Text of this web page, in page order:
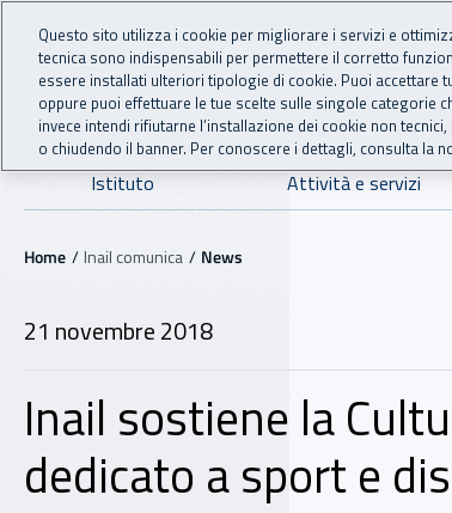
Vai al menu principale
Vai al contenuto principale
INAIL - Istituto
Navigazione principale
Istituto Attività e servizi
Navigazione - Ti trovi in:
Home Inail comunica News
21 novembre 2018
Inail sostiene la
dedicato a sport e
Questo sito utilizza i cookie per migliorare i servizi e
tecnica sono indispensabili per permettere il corretto
essere installati ulteriori tipologie di cookie. Puoi accettare
oppure puoi effettuare le tue scelte sulle singole categorie
invece intendi rifiutarne l’installazione dei cookie non tecnici,
o chiudendo il banner. Per conoscere i dettagli, consulta la